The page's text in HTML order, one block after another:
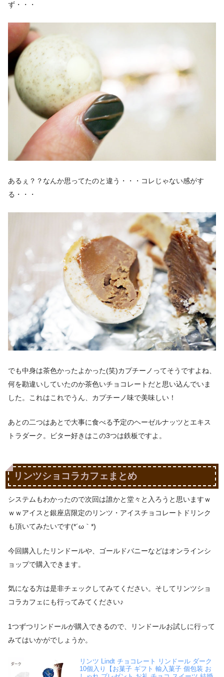
ず・・・
あるぇ？？なんか思ってたのと違う・・・コレじゃない感がす
る・・・
でも中身は茶色かったよかった(笑)カプチーノってそうですよね、
何を勘違いしていたのか茶色いチョコレートだと思い込んでいま
した。これはこれでうん、カプチーノ味で美味しい！
あとの二つはあとで大事に食べる予定のヘーゼルナッツとエキス
トラダーク。ビター好きはこの3つは鉄板ですよ。
リンツショコラカフェまとめ
システムもわかったので次回は誰かと堂々と入ろうと思いますｗ
ｗｗアイスと銀座店限定のリンツ・アイスチョコレートドリンク
も頂いてみたいです(*´ω｀*)
今回購入したリンドールや、ゴールドバニーなどはオンラインシ
ョップで購入できます。
気になる方は是非チェックしてみてください。そしてリンツショ
コラカフェにも行ってみてください♪
1つずつリンドールが購入できるので、リンドールお試しに行って
みてはいかがでしょうか。
リンツ Lindt チョコレート リンドール ダーク
10個入り【お菓子 ギフト 輸入菓子 個包装 お